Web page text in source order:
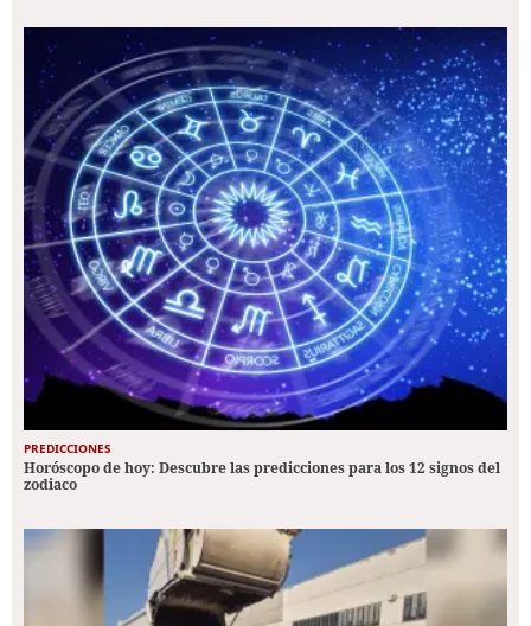
PREDICCIONES
Horóscopo de hoy: Descubre las predicciones para los 12 signos del
zodiaco